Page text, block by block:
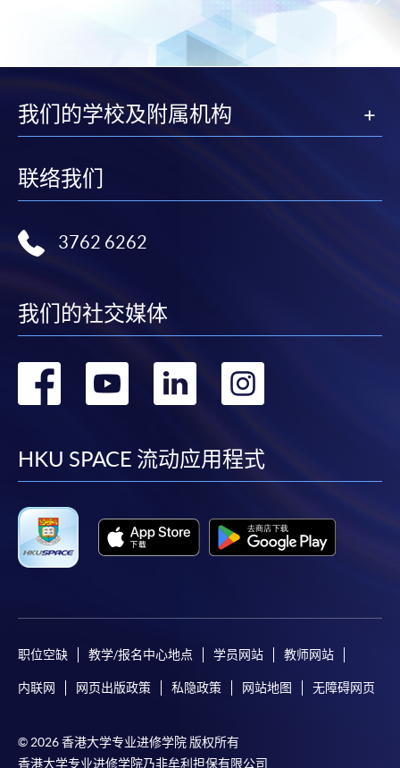
我们的学校及附属机构
联络我们
3762 6262
我们的社交媒体
转
facebook
转
youtube
转
linkedin
转
HKU SPACE 流动应用程式
职位空缺 教学/报名中心地点 学员网站 教师网站
内联网 网页出版政策 私隐政策 网站地图 无障碍网页
© 2026 香港大学专业进修学院 版权所有
香港大学专业进修学院乃非牟利担保有限公司